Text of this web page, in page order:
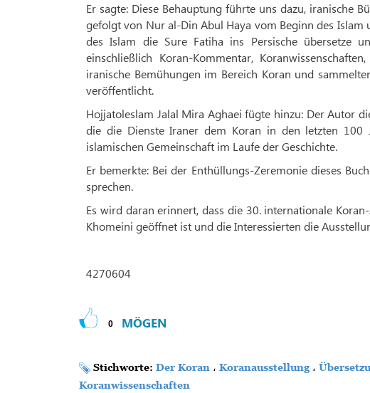
Er sagte: Diese Behauptung führte uns dazu, iranische
gefolgt von Nur al-Din Abul Haya vom Beginn des Islam
des Islam die Sure Fatiha ins Persische übersetze
einschließlich Koran-Kommentar,
iranische Bemühungen im Bereich Koran und
veröffentlicht.
Hojjatoleslam Jalal Mira Aghaei fügte hinzu: Der Autor
die die Dienste Iraner dem Koran in den letzten 100
islamischen Gemeinschaft im Laufe der Geschichte.
Er bemerkte: Bei der Enthüllungs-Zeremonie dieses
sprechen.
Es wird daran erinnert, dass die 30. internationale
Khomeini geöffnet ist und die Interessierten die
4270604
0 MÖGEN
Stichworte: Der Koran ، Koranausstellung ،
Koranwissenschaften